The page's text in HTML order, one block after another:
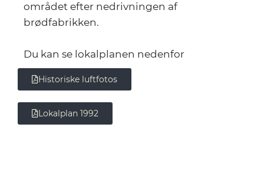
området efter nedrivningen af
brødfabrikken.
Du kan se lokalplanen nedenfor
Historiske luftfotos
Lokalplan 1992